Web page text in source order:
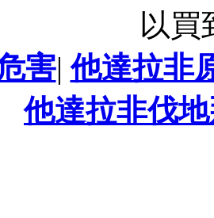
以買
害|他達拉非
他達拉非伐